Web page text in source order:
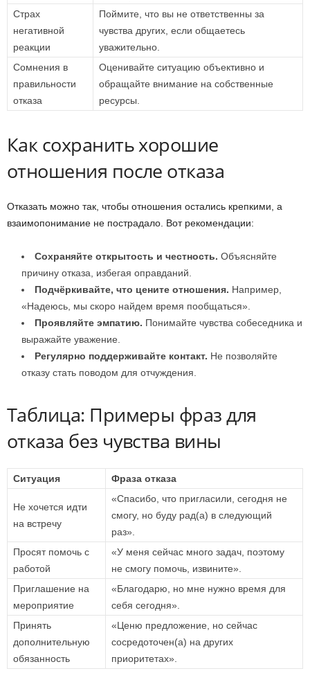
Страх
негативной
реакции
Поймите, что вы не ответственны за
чувства других, если общаетесь
уважительно.
Сомнения в
правильности
отказа
Оценивайте ситуацию объективно и
обращайте внимание на собственные
ресурсы.
Как сохранить хорошие
отношения после отказа
Отказать можно так, чтобы отношения остались крепкими, а
взаимопонимание не пострадало. Вот рекомендации:
Сохраняйте открытость и честность. Объясняйте
причину отказа, избегая оправданий.
Подчёркивайте, что цените отношения. Например,
«Надеюсь, мы скоро найдем время пообщаться».
Проявляйте эмпатию. Понимайте чувства собеседника и
выражайте уважение.
Регулярно поддерживайте контакт. Не позволяйте
отказу стать поводом для отчуждения.
Таблица: Примеры фраз для
отказа без чувства вины
Ситуация Фраза отказа
Не хочется идти
на встречу
«Спасибо, что пригласили, сегодня не
смогу, но буду рад(а) в следующий
раз».
Просят помочь с
работой
«У меня сейчас много задач, поэтому
не смогу помочь, извините».
Приглашение на
мероприятие
«Благодарю, но мне нужно время для
себя сегодня».
Принять
дополнительную
обязанность
«Ценю предложение, но сейчас
сосредоточен(а) на других
приоритетах».